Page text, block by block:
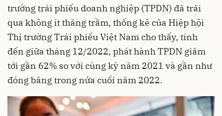
trườngtrái phiếu doanh nghiệp (TPDN) đã trải
qua không ít thăng trầm, thống kê của Hiệp hội
Thị trường Trái phiếu Việt Nam cho thấy, tính
đến giữa tháng 12/2022, phát hành TPDN giảm
tới gần 62% so với cùng kỳ năm 2021 và gần như
đóng băng trong nửa cuối năm 2022.